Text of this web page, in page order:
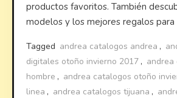
productos favoritos. También
modelos y los mejores regalos
Tagged andrea catalogos andrea ,
digitales otoño invierno 2017 , andrea
hombre , andrea catalogos otoño
linea , andrea catalogos tijuana ,